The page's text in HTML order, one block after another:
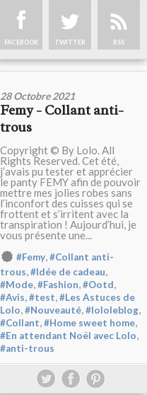
FACEBOOK TWITTER RSS
28 Octobre 2021
Femy - Collant anti-
trous
Copyright © By Lolo. All
Rights Reserved. Cet été,
j’avais pu tester et apprécier
le panty FEMY afin de pouvoir
mettre mes jolies robes sans
l’inconfort des cuisses qui se
frottent et s’irritent avec la
transpiration ! Aujourd’hui, je
vous présente une...
#Femy,#Collant anti-
trous,#Idée de cadeau,
#Mode,#Fashion,#Ootd,
#Avis,#test,#Les Astuces de
Lolo,#Nouveauté,#lololeblog,
#Collant,#Home sweet home,
#En attendant Noël avec Lolo,
#anti-trous